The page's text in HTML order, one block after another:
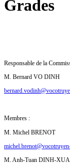
Grades
Responsable de la
M. Bernard VO DINH
Membres :
M. Michel BRENOT
M. Anh-Tuan DINH-